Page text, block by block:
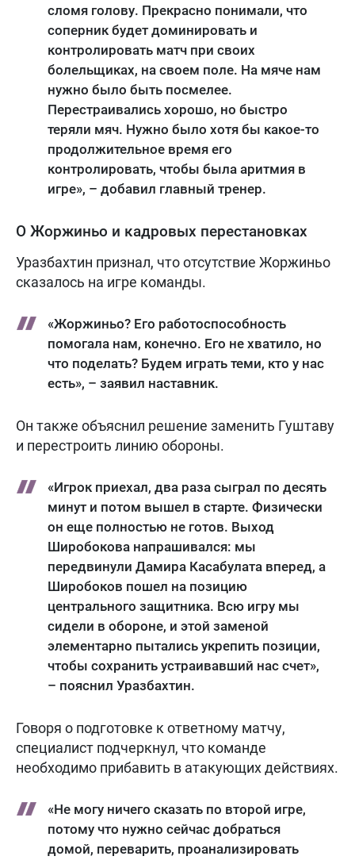
сломя голову. Прекрасно понимали, что
соперник будет доминировать и
контролировать матч при своих
болельщиках, на своем поле. На мяче нам
нужно было быть посмелее.
Перестраивались хорошо, но быстро
теряли мяч. Нужно было хотя бы какое-то
продолжительное время его
контролировать, чтобы была аритмия в
игре», – добавил главный тренер.
О Жоржиньо и кадровых перестановках
Уразбахтин признал, что отсутствие Жоржиньо
сказалось на игре команды.
«Жоржиньо? Его работоспособность
помогала нам, конечно. Его не хватило, но
что поделать? Будем играть теми, кто у нас
есть», – заявил наставник.
Он также объяснил решение заменить Гуштаву
и перестроить линию обороны.
«Игрок приехал, два раза сыграл по десять
минут и потом вышел в старте. Физически
он еще полностью не готов. Выход
Широбокова напрашивался: мы
передвинули Дамира Касабулата вперед, а
Широбоков пошел на позицию
центрального защитника. Всю игру мы
сидели в обороне, и этой заменой
элементарно пытались укрепить позиции,
чтобы сохранить устраивавший нас счет»,
– пояснил Уразбахтин.
Говоря о подготовке к ответному матчу,
специалист подчеркнул, что команде
необходимо прибавить в атакующих действиях.
«Не могу ничего сказать по второй игре,
потому что нужно сейчас добраться
домой, переварить, проанализировать